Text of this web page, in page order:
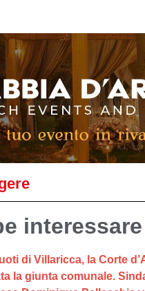
interessare
di Villaricca, la Corte
la giunta comunale.